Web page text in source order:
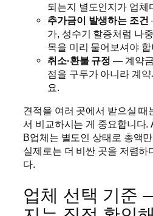
되는지 별도인지가 업체
추가금이 발생하는 조건
가, 성수기 할증처럼 나
목을 미리 물어보셔야 합
취소·환불 규정 — 계약
점을 구두가 아니라 계
요.
견적을 여러 곳에서 받으실 때
서 비교하시는 게 중요합니다.
B업체는 별도인 상태로 총액
실제로는 더 비싼 곳을 저렴하
다.
업체 선택 기준